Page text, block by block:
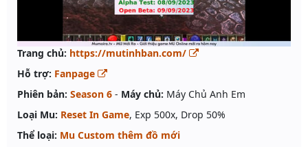
Trang chủ: https://mutinhban.com/
Hỗ trợ: Fanpage
Phiên bản: Season 6 - Máy chủ: Máy Chủ Anh Em
Loại Mu: Reset In Game, Exp 500x, Drop 50%
Thể loại: Mu Custom thêm đồ mới